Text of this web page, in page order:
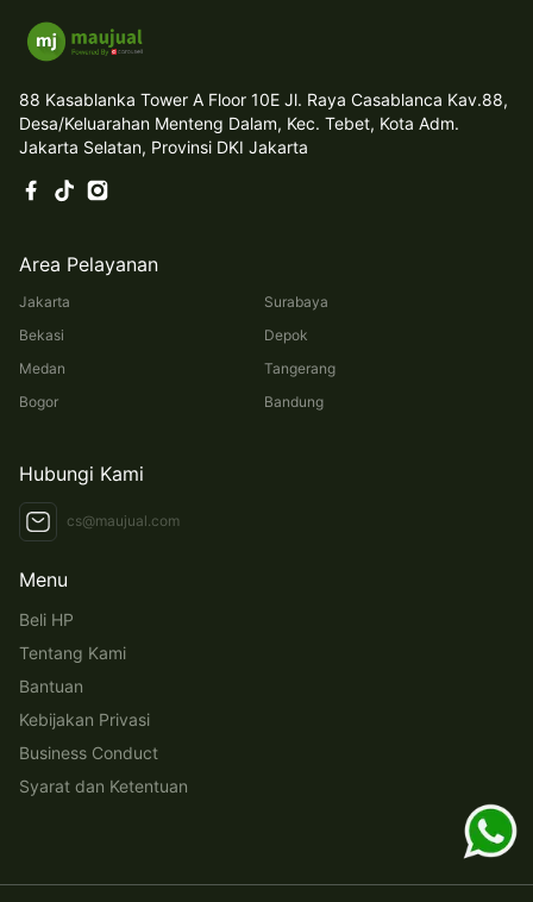
88 Kasablanka Tower A Floor 10E Jl. Raya Casablanca Kav.88,
Desa/Keluarahan Menteng Dalam, Kec. Tebet, Kota Adm.
Jakarta Selatan, Provinsi DKI Jakarta
Area Pelayanan
Jakarta
Bekasi
Medan
Bogor
Surabaya
Depok
Tangerang
Bandung
Hubungi Kami
cs@maujual.com
Menu
Beli HP
Tentang Kami
Bantuan
Kebijakan Privasi
Business Conduct
Syarat dan Ketentuan